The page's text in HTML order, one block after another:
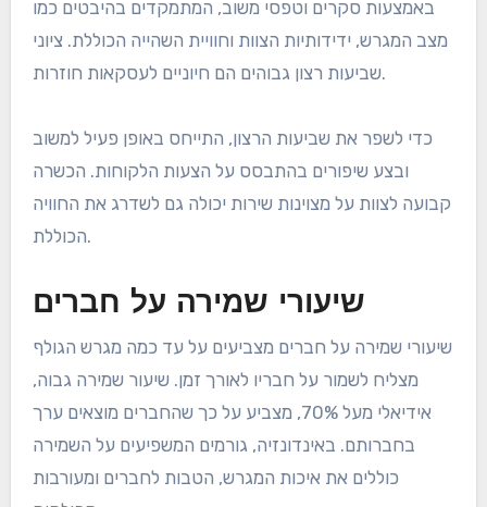
באמצעות סקרים וטפסי משוב, המתמקדים בהיבטים כמו
מצב המגרש, ידידותיות הצוות וחוויית השהייה הכוללת. ציוני
שביעות רצון גבוהים הם חיוניים לעסקאות חוזרות.
כדי לשפר את שביעות הרצון, התייחס באופן פעיל למשוב
ובצע שיפורים בהתבסס על הצעות הלקוחות. הכשרה
קבועה לצוות על מצוינות שירות יכולה גם לשדרג את החוויה
הכוללת.
שיעורי שמירה על חברים
שיעורי שמירה על חברים מצביעים על עד כמה מגרש הגולף
מצליח לשמור על חבריו לאורך זמן. שיעור שמירה גבוה,
אידיאלי מעל 70%, מצביע על כך שהחברים מוצאים ערך
בחברותם. באינדונזיה, גורמים המשפיעים על השמירה
כוללים את איכות המגרש, הטבות לחברים ומעורבות